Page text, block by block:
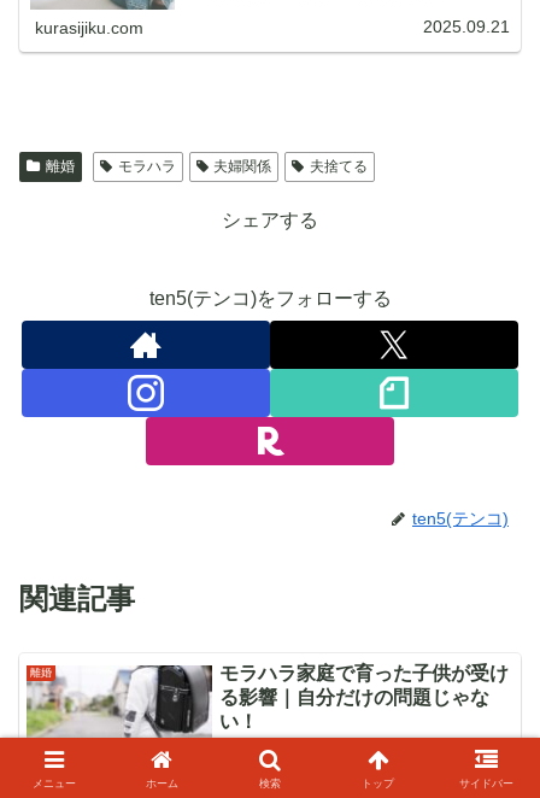
kurasijiku.com 2025.09.21
離婚 モラハラ 夫婦関係 夫捨てる
シェアする
ten5(テンコ)をフォローする
ten5(テンコ)
関連記事
離婚
モラハラ家庭で育った子供が受け
る影響｜自分だけの問題じゃな
い！
モラハラ家庭が子供に与えるダメージは
大きい。その舵きりでその後が大きく変
わってきます。「離婚しない事」が子供
メニュー ホーム 検索 トップ サイドバー